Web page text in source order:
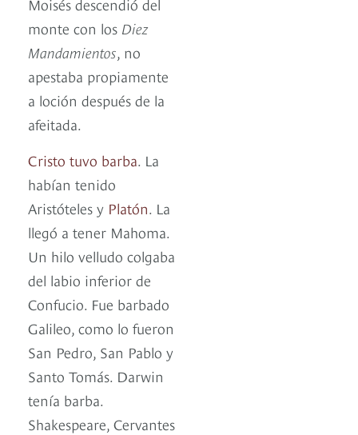
monte con los Diez
Mandamientos, no
apestaba propiamente
a loción después de la
afeitada.
Cristo tuvo barba. La
habían tenido
Aristóteles y Platón. La
llegó a tener Mahoma.
Un hilo velludo colgaba
del labio inferior de
Confucio. Fue barbado
Galileo, como lo fueron
San Pedro, San Pablo y
Santo Tomás. Darwin
tenía barba.
Shakespeare, Cervantes